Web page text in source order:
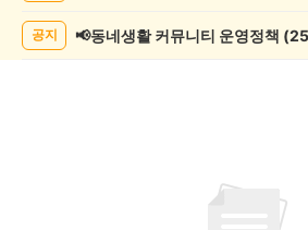
록
공지 📢동네생활 커뮤니티 운영정책